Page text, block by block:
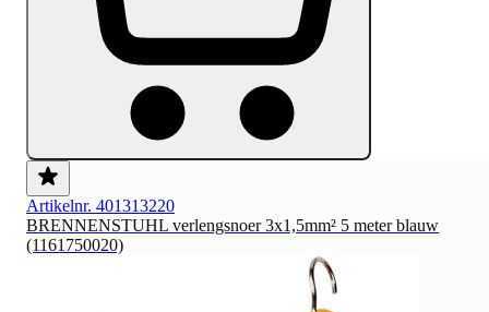
Artikelnr. 401313220
BRENNENSTUHL verlengsnoer 3x1,5mm² 5 meter blauw
(1161750020)